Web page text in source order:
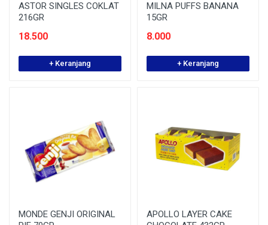
ASTOR SINGLES COKLAT
216GR
18.500
+ Keranjang
MILNA PUFFS BANANA
15GR
8.000
+ Keranjang
MONDE GENJI ORIGINAL
APOLLO LAYER CAKE